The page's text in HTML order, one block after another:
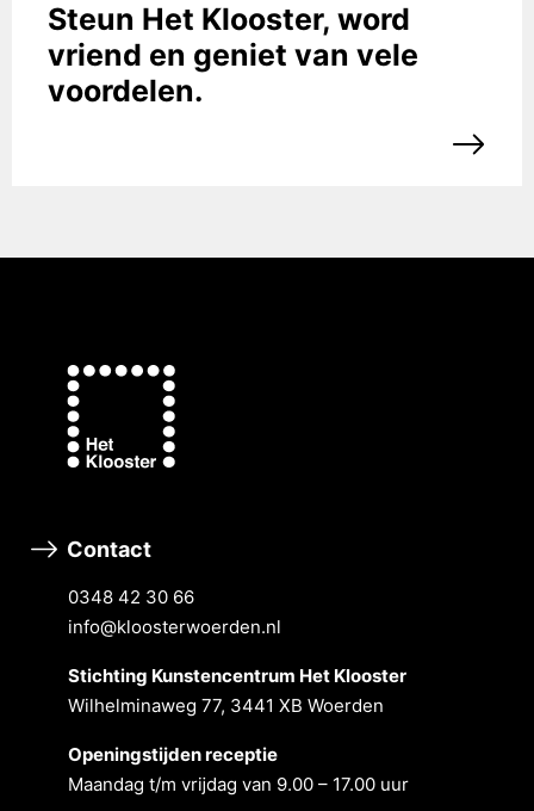
Steun Het Klooster, word
vriend en geniet van vele
voordelen.
Contact
0348 42 30 66
info@kloosterwoerden.nl
Stichting Kunstencentrum Het Klooster
Wilhelminaweg 77, 3441 XB Woerden
Openingstĳden receptie
Maandag t/m vrĳdag van 9.00 – 17.00 uur